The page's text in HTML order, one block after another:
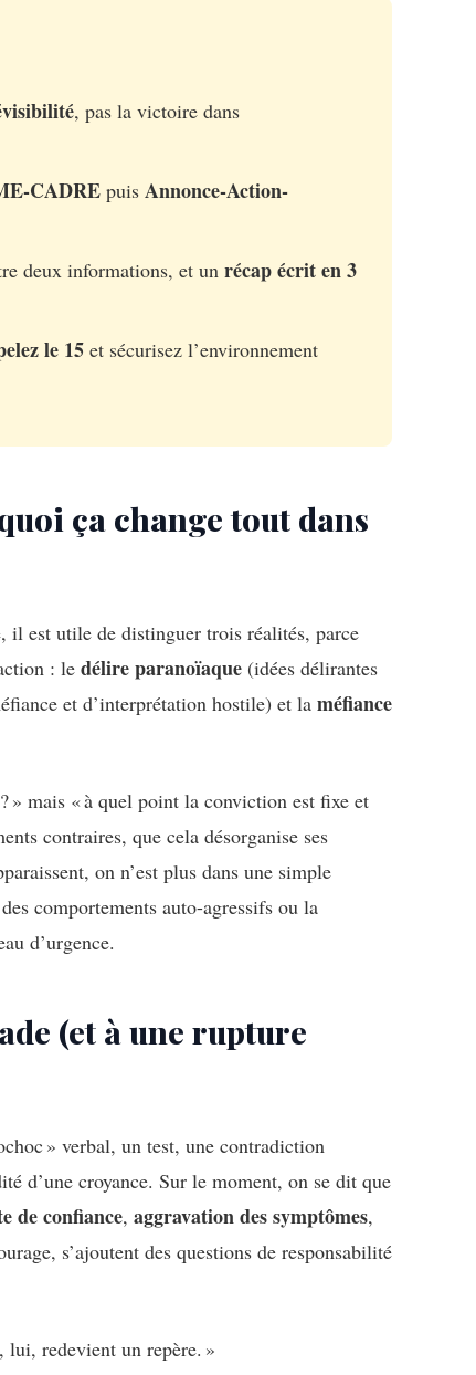
, pas la victoire dans
CADRE puis Annonce-Action-
deux informations, et un récap écrit en 3
le 15 et sécurisez l’environnement
ça change tout dans
il est utile de distinguer trois réalités, parce
: le délire paranoïaque (idées délirantes
et d’interprétation hostile) et la méfiance
» mais « à quel point la conviction est fixe et
contraires, que cela désorganise ses
on n’est plus dans une simple
comportements auto-agressifs ou la
d’urgence.
(et à une rupture
» verbal, un test, une contradiction
d’une croyance. Sur le moment, on se dit que
de confiance, aggravation des symptômes,
s’ajoutent des questions de responsabilité
lui, redevient un repère. »